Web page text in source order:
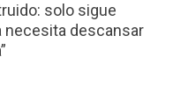
solo sigue
necesita descansar